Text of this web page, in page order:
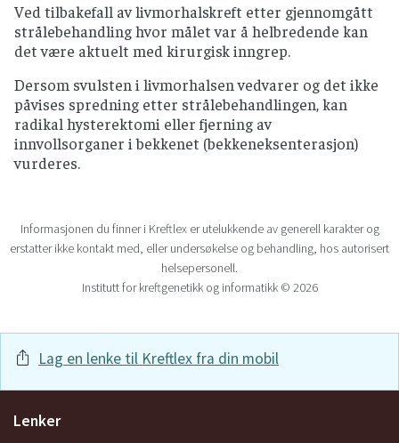
Ved tilbakefall av livmorhalskreft etter gjennomgått
strålebehandling hvor målet var å helbredende kan
det være aktuelt med kirurgisk inngrep.
Dersom svulsten i livmorhalsen vedvarer og det ikke
påvises spredning etter strålebehandlingen, kan
radikal hysterektomi eller fjerning av
innvollsorganer i bekkenet (bekkeneksenterasjon)
vurderes.
Informasjonen du finner i Kreftlex er utelukkende av generell karakter og
erstatter ikke kontakt med, eller undersøkelse og behandling, hos autorisert
helsepersonell.
Institutt for kreftgenetikk og informatikk © 2026
Lag en lenke til Kreftlex fra din mobil
Lenker